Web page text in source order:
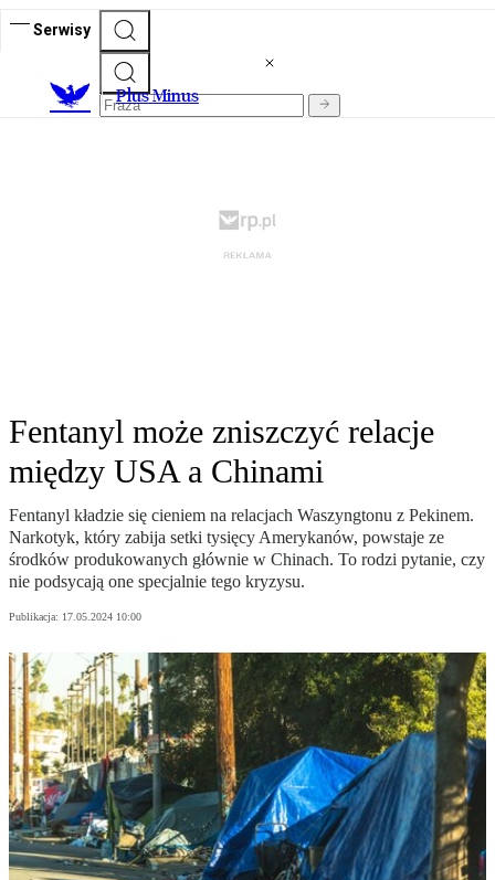
Serwisy
Plus Minus
Fentanyl może zniszczyć relacje
między USA a Chinami
Fentanyl kładzie się cieniem na relacjach Waszyngtonu z Pekinem.
Narkotyk, który zabija setki tysięcy Amerykanów, powstaje ze
środków produkowanych głównie w Chinach. To rodzi pytanie, czy
nie podsycają one specjalnie tego kryzysu.
Publikacja: 17.05.2024 10:00